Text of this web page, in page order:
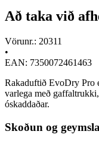
Að taka við
Vörunr.: 20311
•
EAN: 7350072461463
Rakaduftið EvoDry Pro
varlega með
óskaddaðar.
Skoðun og